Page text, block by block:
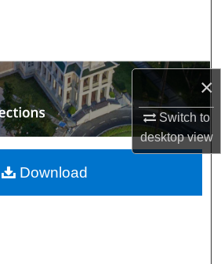
×
Switch to
desktopview
Collections
My Account
About
Commons Network™
Download